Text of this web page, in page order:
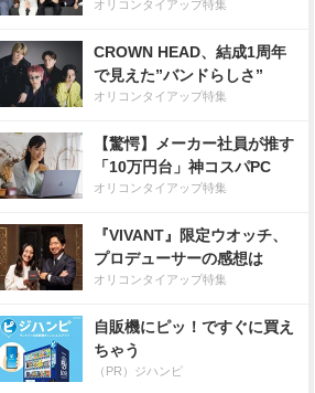
オリコンタイアップ特集
CROWN HEAD、結成1周年
で見えた”バンドらしさ”
オリコンタイアップ特集
【驚愕】メーカー社員が推す
「10万円台」神コスパPC
オリコンタイアップ特集
『VIVANT』限定ウオッチ、
プロデューサーの感想は
オリコンタイアップ特集
自販機にピッ！ですぐに買え
ちゃう
（PR）ジハンピ